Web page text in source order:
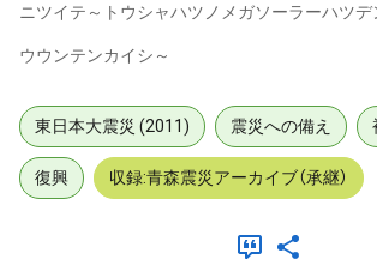
ニツイテ～トウシャハツノメガソーラーハツデ
ウウンテンカイシ～
東日本大震災 (2011) 震災への備え
復興 収録:青森震災アーカイブ（承継）